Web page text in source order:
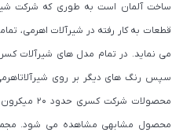
ساخت آلمان است به طوری که شرکت
قطعات به کار رفته در شیرآلات اهرمی،
می نماید. در تمام مدل های شیرآلات
سپس رنگ های دیگر بر روی
محصولات
محصول مشابهی مشاهده می شود.